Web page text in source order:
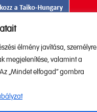
élmény javítása, személyre
megjelenítése, valamint a
„Mindet elfogad” gombra